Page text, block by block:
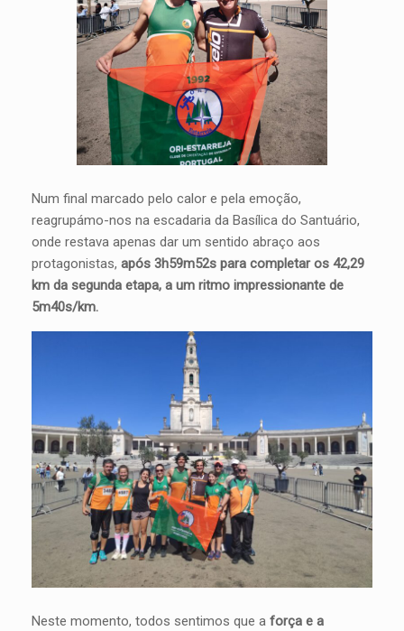
Num final marcado pelo calor e pela emoção,
reagrupámo-nos na escadaria da Basílica do Santuário,
onde restava apenas dar um sentido abraço aos
protagonistas, após 3h59m52s para completar os 42,29
km da segunda etapa, a um ritmo impressionante de
5m40s/km.
Neste momento, todos sentimos que a força e a